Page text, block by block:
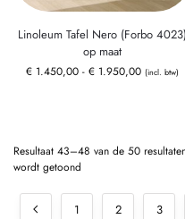
Linoleum Tafel Nero (Forbo 4023)
op maat
€ 1.450,00 - € 1.950,00 (incl. btw)
Resultaat 43–48 van de 50
wordt getoond
1 2 3